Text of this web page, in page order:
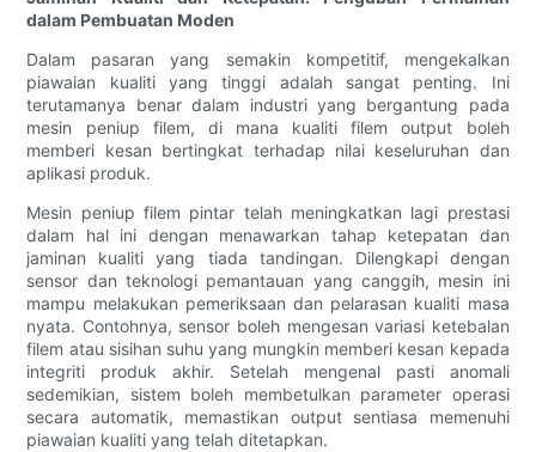
dalam Pembuatan Moden
Dalam pasaran yang semakin kompetitif, mengekalkan
piawaian kualiti yang tinggi adalah sangat penting. Ini
terutamanya benar dalam industri yang bergantung pada
mesin peniup filem, di mana kualiti filem output boleh
memberi kesan bertingkat terhadap nilai keseluruhan dan
aplikasi produk.
Mesin peniup filem pintar telah meningkatkan lagi prestasi
dalam hal ini dengan menawarkan tahap ketepatan dan
jaminan kualiti yang tiada tandingan. Dilengkapi dengan
sensor dan teknologi pemantauan yang canggih, mesin ini
mampu melakukan pemeriksaan dan pelarasan kualiti masa
nyata. Contohnya, sensor boleh mengesan variasi ketebalan
filem atau sisihan suhu yang mungkin memberi kesan kepada
integriti produk akhir. Setelah mengenal pasti anomali
sedemikian, sistem boleh membetulkan parameter operasi
secara automatik, memastikan output sentiasa memenuhi
piawaian kualiti yang telah ditetapkan.